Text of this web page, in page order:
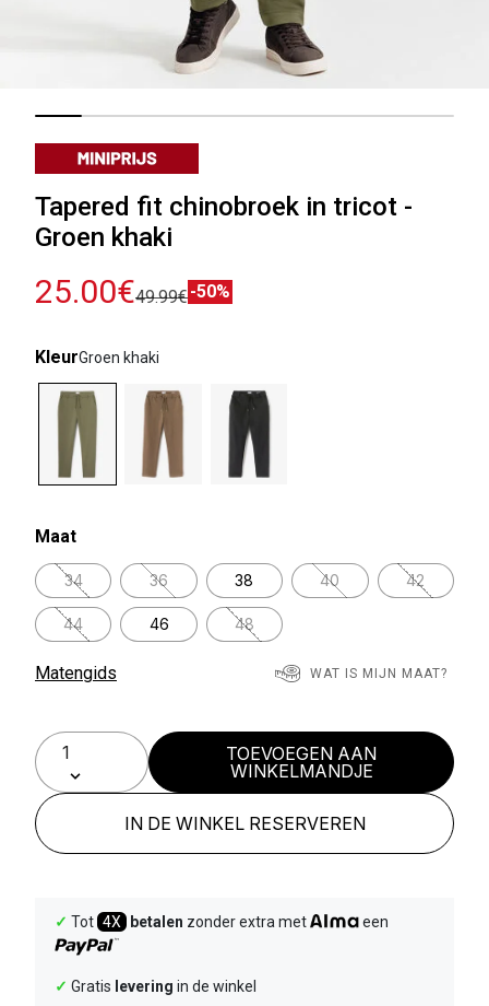
Tapered fit chinobroek in tricot -
Groen khaki
25.00€49.99€-50%
KleurGroen khaki
Maat
34 36 38 40 42
44 46 48
Matengids WAT IS MIJN MAAT?
TOEVOEGEN AAN
WINKELMANDJE
IN DE WINKEL RESERVEREN
✓ Tot 4X betalen zonder extra met een
✓ Gratis levering in de winkel